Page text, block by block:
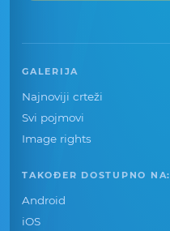
GALERIJA
Najnoviji crteži
Svi pojmovi
Image rights
TAKOĐER DOSTUPNO NA:
Android
iOS